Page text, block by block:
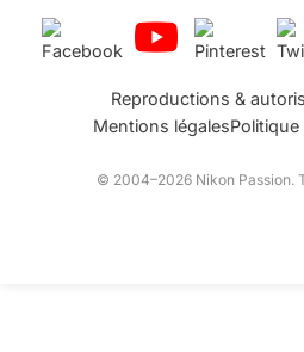
Reproductions &
Mentions légales
© 2004–2026 Nikon Passion.